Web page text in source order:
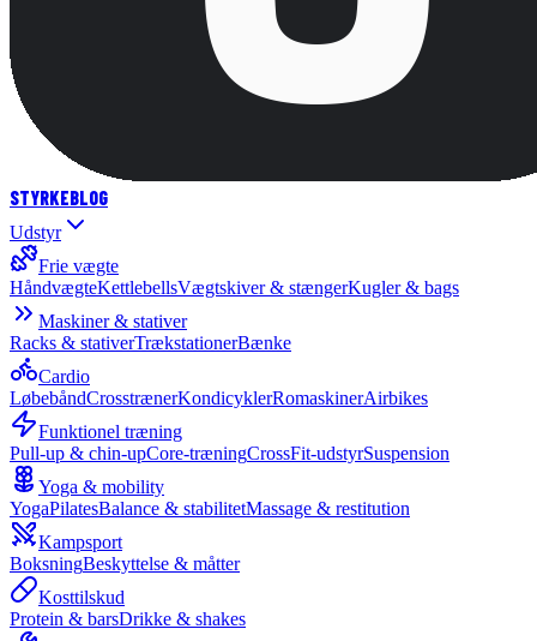
STYRKEBLOG
Udstyr
Frie vægte
HåndvægteKettlebellsVægtskiver & stængerKugler & bags
Maskiner & stativer
Racks & stativerTrækstationerBænke
Cardio
LøbebåndCrosstrænerKondicyklerRomaskinerAirbikes
Funktionel træning
Pull-up & chin-upCore-træningCrossFit-udstyrSuspension
Yoga & mobility
YogaPilatesBalance & stabilitetMassage & restitution
Kampsport
BoksningBeskyttelse & måtter
Kosttilskud
Protein & barsDrikke & shakes